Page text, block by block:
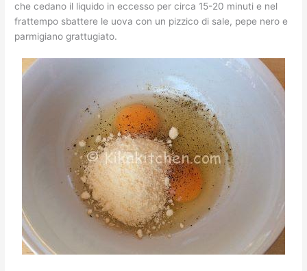
che cedano il liquido in eccesso per circa 15-20 minuti e nel
frattempo sbattere le uova con un pizzico di sale, pepe nero e
parmigiano grattugiato.